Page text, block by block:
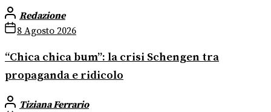
Redazione
8 Agosto 2026
“Chica chica bum”: la crisi Schengen tra
propaganda e ridicolo
Tiziana Ferrario